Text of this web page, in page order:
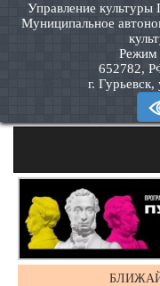
Управление культуры
Муниципальное
Режим
652782,
г.